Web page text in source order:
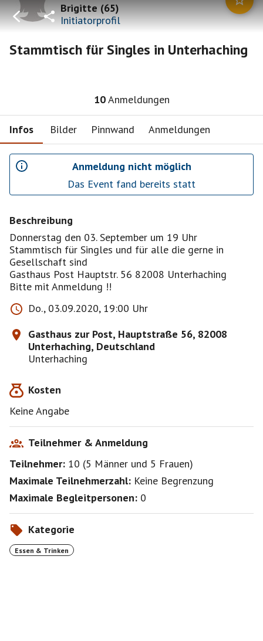
Brigitte(65)
Initiatorprofil
Stammtisch für Singles in Unterhaching
10Anmeldungen
Infos Bilder Pinnwand Anmeldungen
Anmeldung nicht möglich
Das Event fand bereits statt
Beschreibung
Donnerstag den 03. September um 19 Uhr
Stammtisch für Singles und für alle die gerne in
Gesellschaft sind
Gasthaus Post Hauptstr. 56 82008 Unterhaching
Bitte mit Anmeldung !!
Do., 03.09.2020, 19:00 Uhr
Gasthaus zur Post, Hauptstraße 56, 82008
Unterhaching, Deutschland
Unterhaching
Kosten
Keine Angabe
Teilnehmer & Anmeldung
Teilnehmer: 10 (5 Männer und 5 Frauen)
Maximale Teilnehmerzahl: Keine Begrenzung
Maximale Begleitpersonen: 0
Kategorie
Essen & Trinken